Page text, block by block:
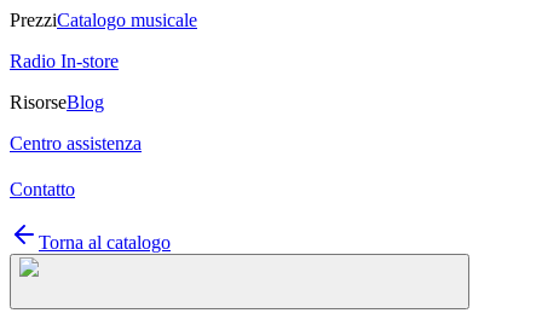
PrezziCatalogo musicale
Radio In-store
RisorseBlog
Centro assistenza
Contatto
Torna al catalogo